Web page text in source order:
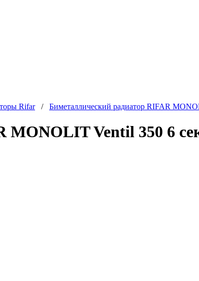
Rifar/ Биметаллический радиатор RIFAR
MONOLIT Ventil 350 6